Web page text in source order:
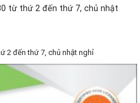
từ thứ 2 đến thứ 7, chủ nhật
2 đến thứ 7, chủ nhật nghỉ